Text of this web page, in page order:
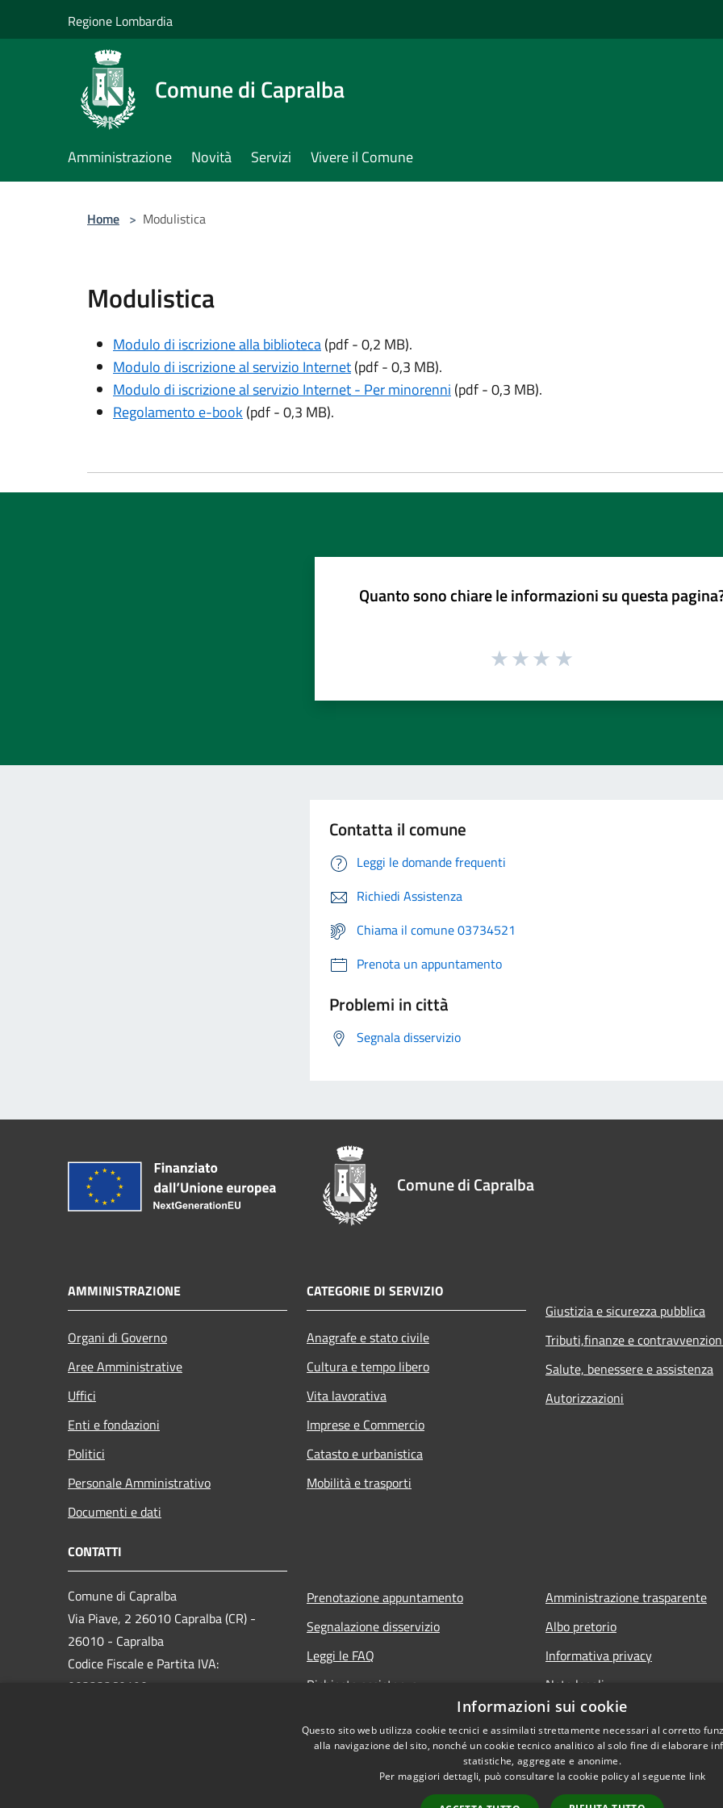
Regione Lombardia
Comune di Capralba
Amministrazione Novità Servizi Vivere il Comune
Home > Modulistica
Modulistica
Modulo di iscrizione alla biblioteca(pdf - 0,2 MB).
Modulo di iscrizione al servizio Internet(pdf - 0,3 MB).
Modulo di iscrizione al servizio Internet - Per minorenni (pdf - 0,3 MB).
Regolamento e-book (pdf - 0,3 MB).
Quanto sono chiare le informazioni su questa
Contatta il comune
Leggi le domande frequenti
Richiedi Assistenza
Chiama il comune 03734521
Prenota un appuntamento
Problemi in città
Segnala disservizio
Comune di Capralba
AMMINISTRAZIONE
Organi di Governo
Aree Amministrative
Uffici
Enti e fondazioni
Politici
Personale Amministrativo
Documenti e dati
CATEGORIE DI SERVIZIO
Anagrafe e stato civile
Cultura e tempo libero
Vita lavorativa
Imprese e Commercio
Catasto e urbanistica
Mobilità e trasporti
Giustizia e sicurezza pubblica
Tributi,finanze e
Salute, benessere e assistenza
Autorizzazioni
CONTATTI
Comune di Capralba
Via Piave, 2 26010 Capralba (CR) -
26010 - Capralba
Codice Fiscale e Partita IVA:
00323260190
Prenotazione appuntamento
Segnalazione disservizio
Leggi le FAQ
Richiesta assistenza
Amministrazione trasparente
Albo pretorio
Informativa privacy
Note legali
Dichiarazione di accessibilità
Informazioni sui cookie
Questo sito web utilizza cookie tecnici e assimilati strettamente necessari al corretto
alla navigazione del sito, nonché un cookie tecnico analitico al solo fine di elaborare
statistiche, aggregate e anonime.
Per maggiori dettagli, può consultare la cookie policy al seguente link